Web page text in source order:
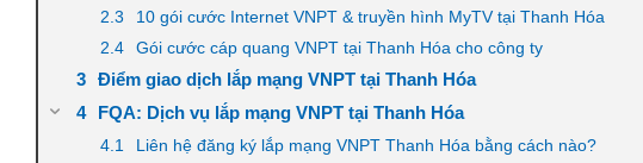
10 gói cước Internet VNPT & truyền hình MyTV tại Thanh Hóa
Gói cước cáp quang VNPT tại Thanh Hóa cho công ty
Điểm giao dịch lắp mạng VNPT tại Thanh Hóa
FQA: Dịch vụ lắp mạng VNPT tại Thanh Hóa
Liên hệ đăng ký lắp mạng VNPT Thanh Hóa bằng cách nào?